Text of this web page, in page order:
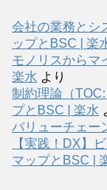
会社の業務とシ
ップとBSC | 楽
モノリスからマ
楽水 より
制約理論（
プとBSC | 楽水
バリューチェー
【実践！DX】
マップとBSC |